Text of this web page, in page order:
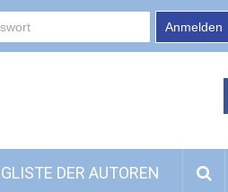
Anmelden
DER AUTOREN